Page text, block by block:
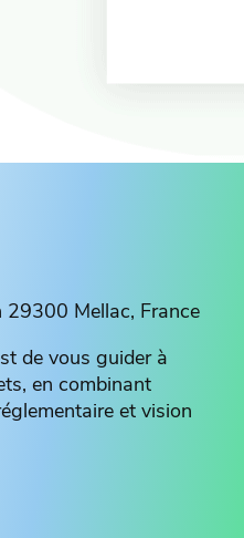
29300 Mellac, France
de vous guider à
en combinant
et vision